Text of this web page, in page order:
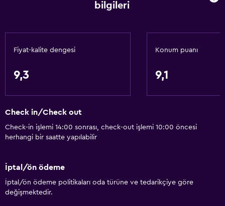
bilgileri
Fiyat-kalite dengesi
9,3
Konum puanı
9,1
Check in/Check out
Check-in işlemi 14:00 sonrası, check-out işlemi 10:00 öncesi
herhangi bir saatte yapılabilir
İptal/ön ödeme
İptal/ön ödeme politikaları oda türüne ve tedarikçiye göre
değişmektedir.